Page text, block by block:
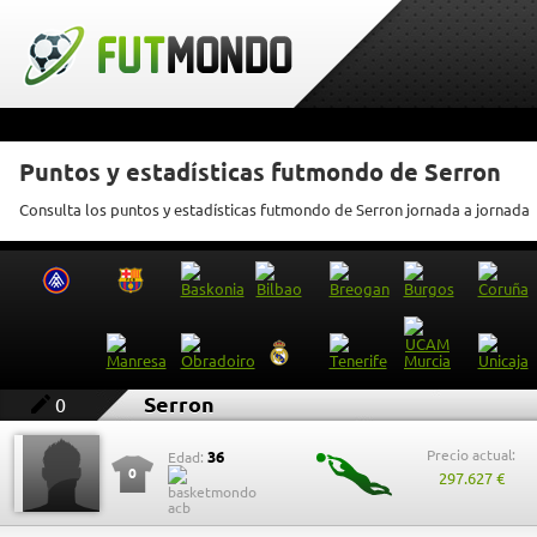
Puntos y estadísticas futmondo de Serron
Consulta los puntos y estadísticas futmondo de Serron jornada a jornada
0 Serron
0
Edad: 36 Precio actual:
297.627 €